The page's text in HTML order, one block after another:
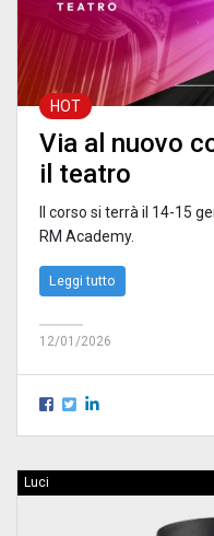
HOT
Via al nuovo
il teatro
Il corso si terrà il 14-15
RM Academy.
Leggi tutto
12/01/2026
Luci